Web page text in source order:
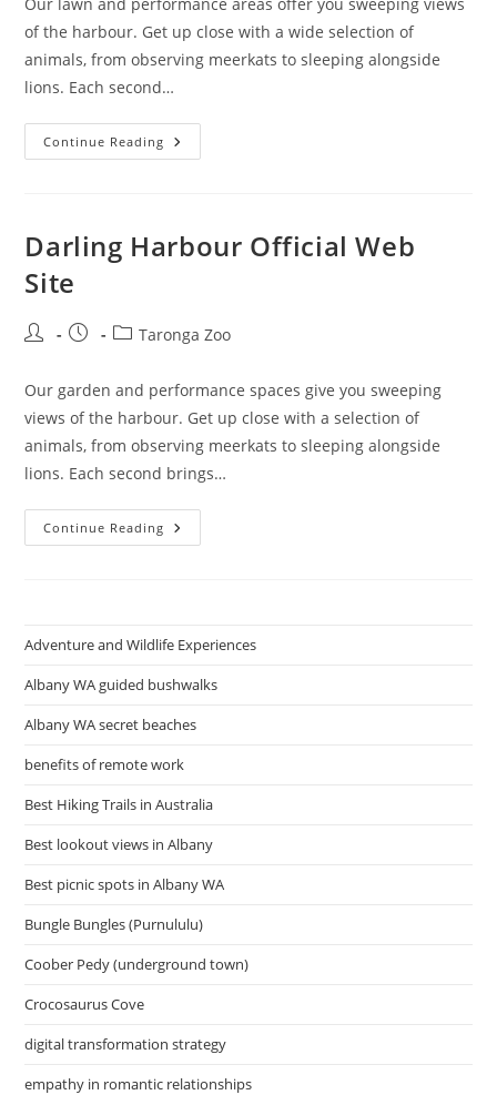
of the harbour. Get up close with a wide selection of
animals, from observing meerkats to sleeping alongside
lions. Each second…
Continue Reading New
Sydney
Darling Harbour Official Web
Site
Post
Post
PostTaronga Zoo
Our garden and performance spaces give you sweeping
views of the harbour. Get up close with a selection of
animals, from observing meerkats to sleeping alongside
lions. Each second brings…
Continue Reading Darling
Harbour
Adventure and Wildlife Experiences
Albany WA guided bushwalks
Albany WA secret beaches
benefits of remote work
Best Hiking Trails in Australia
Best lookout views in Albany
Best picnic spots in Albany WA
Bungle Bungles (Purnululu)
Coober Pedy (underground town)
Crocosaurus Cove
digital transformation strategy
empathy in romantic relationships